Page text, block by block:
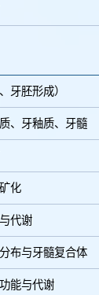
牙胚形成）
、牙釉质、牙髓
化
代谢
布与牙髓复合体
能与代谢